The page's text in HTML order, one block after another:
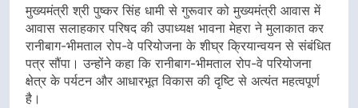
मुख्यमंत्री श्री पुष्कर सिंह धामी से गुरूवार को मुख्यमंत्री आवास में
आवास सलाहकार परिषद की उपाध्यक्ष भावना मेहरा ने मुलाकात कर
रानीबाग-भीमताल रोप-वे परियोजना के शीघ्र क्रियान्वयन से संबंधित
पत्र सौंपा। उन्होंने कहा कि रानीबाग-भीमताल रोप-वे परियोजना
क्षेत्र के पर्यटन और आधारभूत विकास की दृष्टि से अत्यंत महत्वपूर्ण
है।